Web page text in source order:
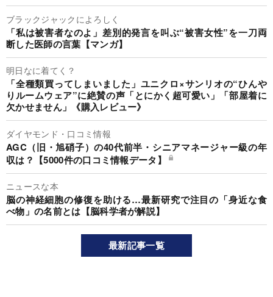
ブラックジャックによろしく
「私は被害者なのよ」差別的発言を叫ぶ“被害女性”を一刀両
断した医師の言葉【マンガ】
明日なに着てく？
「全種類買ってしまいました」ユニクロ×サンリオの“ひんや
りルームウェア”に絶賛の声「とにかく超可愛い」「部屋着に
欠かせません」《購入レビュー》
ダイヤモンド・口コミ情報
AGC（旧・旭硝子）の40代前半・シニアマネージャー級の年
収は？【5000件の口コミ情報データ】
ニュースな本
脳の神経細胞の修復を助ける…最新研究で注目の「身近な食
べ物」の名前とは【脳科学者が解説】
最新記事一覧